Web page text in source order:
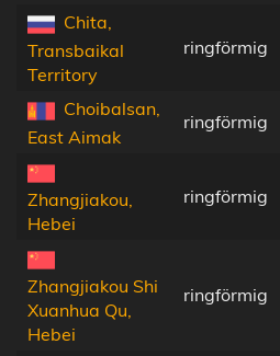
Chita,
Transbaikal
Territory
ringförmig
Choibalsan,
East Aimak
ringförmig
Zhangjiakou,
Hebei
ringförmig
Zhangjiakou Shi
Xuanhua Qu,
Hebei
ringförmig